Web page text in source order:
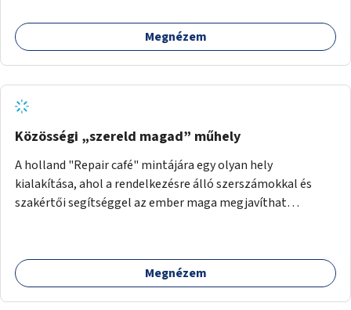
Megnézem
Közösségi „szereld magad” műhely
A holland "Repair café" mintájára egy olyan hely
kialakítása, ahol a rendelkezésre álló szerszámokkal és
szakértői segítséggel az ember maga megjavíthat
egymásnak, megosszák tudásukat.
Megnézem